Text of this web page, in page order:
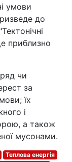
умови
до
приблизно
чи
за
їх
і
а також
мусонами.
Теплова енергія